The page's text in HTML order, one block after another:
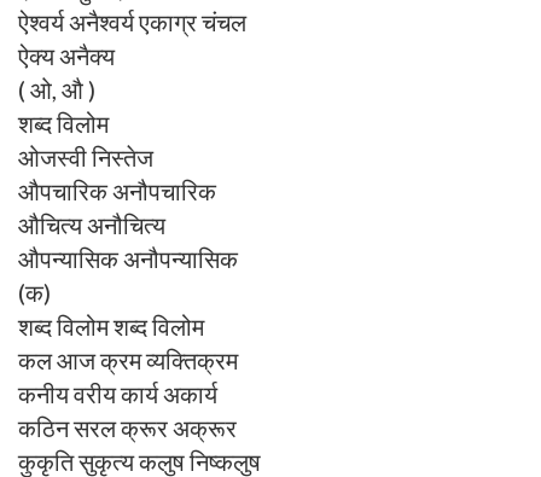
ऐश्वर्य अनैश्वर्य एकाग्र चंचल
ऐक्य अनैक्य
( ओ, औ )
शब्द विलोम
ओजस्वी निस्तेज
औपचारिक अनौपचारिक
औचित्य अनौचित्य
औपन्यासिक अनौपन्यासिक
(क)
शब्द विलोम शब्द विलोम
कल आज क्रम व्यक्तिक्रम
कनीय वरीय कार्य अकार्य
कठिन सरल क्रूर अक्रूर
कुकृति सुकृत्य कलुष निष्कलुष